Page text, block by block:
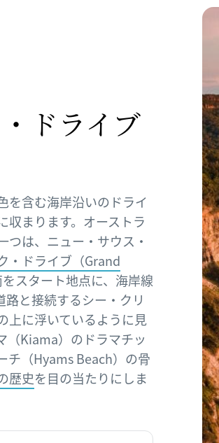
ドライブ
を含む海岸沿いのドライ
収まります。オーストラ
つは、ニュー・サウス・
・ドライブ（Grand
スタート地点に、海岸線
と接続するシー・クリ
上に浮いているように見
（Kiama）のドラマチッ
チ（Hyams Beach）の骨
歴史を目の当たりにしま